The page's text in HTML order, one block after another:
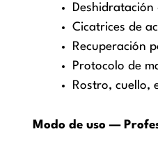
Cicatrices de
Recuperación
Protocolo de
Rostro, cuello,
Modo de uso —